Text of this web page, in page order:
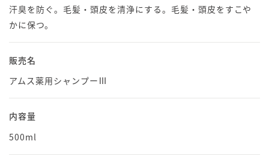
汗臭を防ぐ。毛髪・頭皮を清浄にする。毛髪・頭皮をすこや
かに保つ。
販売名
アムス薬用シャンプーⅢ
内容量
500ml